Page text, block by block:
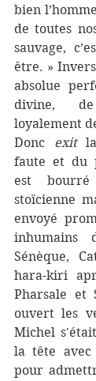
bien
de toutes
sauvage,
être. »
absolue
divine,
loyalement
Donc exit la
faute et du
est bourré
stoïcienne
envoyé
inhumains
Sénèque,
hara-kiri
Pharsale et
ouvert les
Michel
la tête avec
pour